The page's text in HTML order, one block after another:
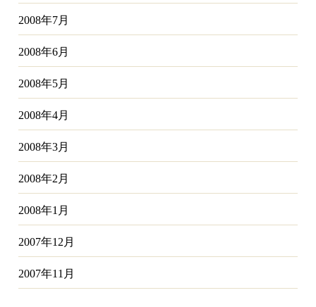
2008年7月
2008年6月
2008年5月
2008年4月
2008年3月
2008年2月
2008年1月
2007年12月
2007年11月